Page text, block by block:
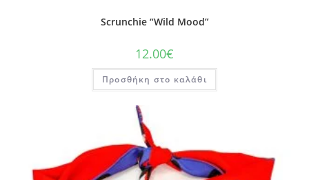
Scrunchie “Wild Mood”
12.00€
Προσθήκη στο καλάθι